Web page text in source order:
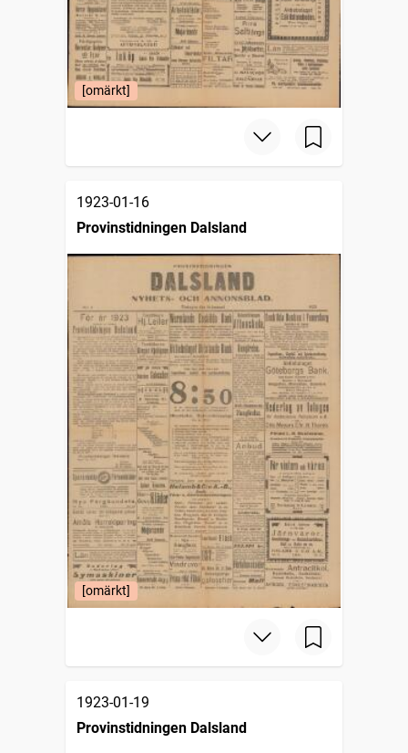
[omärkt]
1923-01-16
Provinstidningen Dalsland
[omärkt]
1923-01-19
Provinstidningen Dalsland